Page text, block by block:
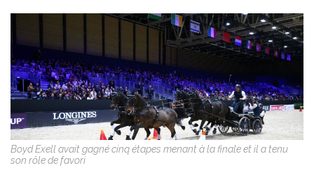
Boyd Exell avait gagné cinq étapes menant à la finale et il a tenu
son rôle de favori